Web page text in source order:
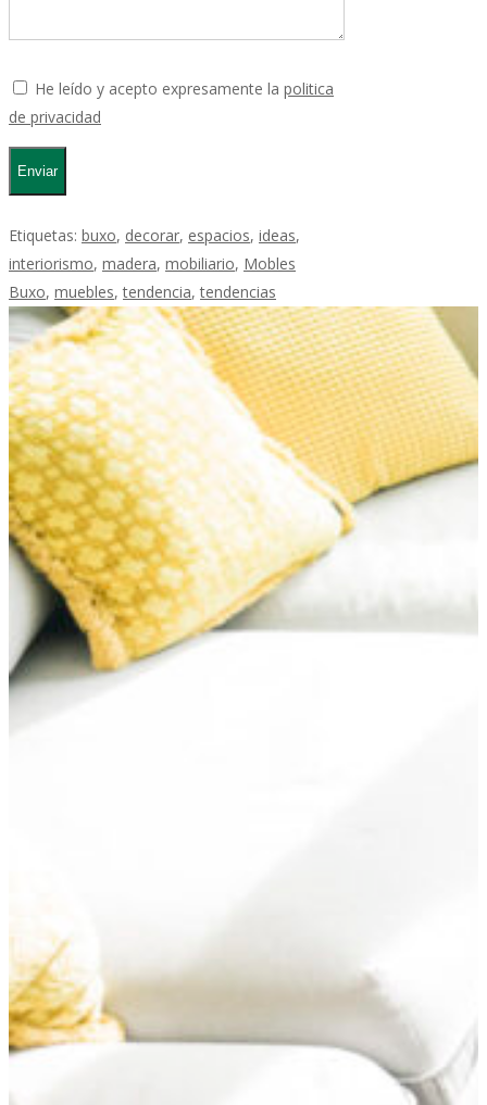
He leído y acepto expresamente la politica
de privacidad
Etiquetas: buxo, decorar, espacios, ideas,
interiorismo, madera, mobiliario, Mobles
Buxo, muebles,tendencia,tendencias